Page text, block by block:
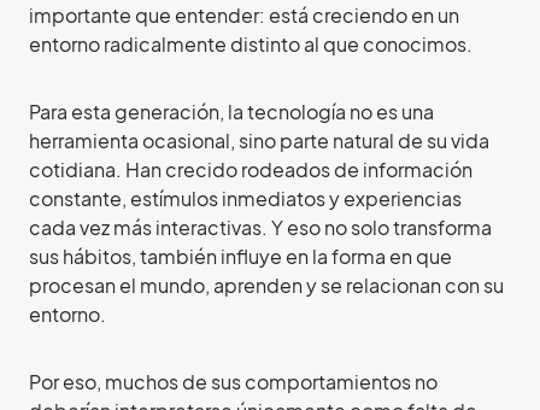
importante que entender: está creciendo en un
entorno radicalmente distinto al que conocimos.
Para esta generación, la tecnología no es una
herramienta ocasional, sino parte natural de su vida
cotidiana. Han crecido rodeados de información
constante, estímulos inmediatos y experiencias
cada vez más interactivas. Y eso no solo transforma
sus hábitos, también influye en la forma en que
procesan el mundo, aprenden y se relacionan con su
entorno.
Por eso, muchos de sus comportamientos no